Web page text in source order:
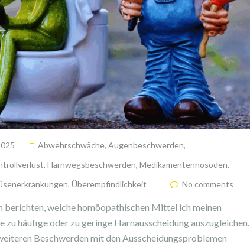
Abwehrschwäche, Augenbeschwerden,
, Harnwegsbeschwerden, Medikamentennosoden,
, Überempfindlichkeit No comments
berichten, welche homöopathischen Mittel ich meinen
zu häufige oder zu geringe Harnausscheidung auszugleichen.
Beschwerden mit den Ausscheidungsproblemen